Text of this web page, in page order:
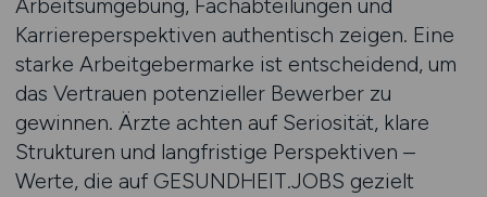
Arbeitsumgebung, Fachabteilungen und
Karriereperspektiven authentisch zeigen. Eine
starke Arbeitgebermarke ist entscheidend, um
das Vertrauen potenzieller Bewerber zu
gewinnen. Ärzte achten auf Seriosität, klare
Strukturen und langfristige Perspektiven –
Werte, die auf GESUNDHEIT.JOBS gezielt